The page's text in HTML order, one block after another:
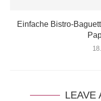
Einfache Bistro-
LEAVE